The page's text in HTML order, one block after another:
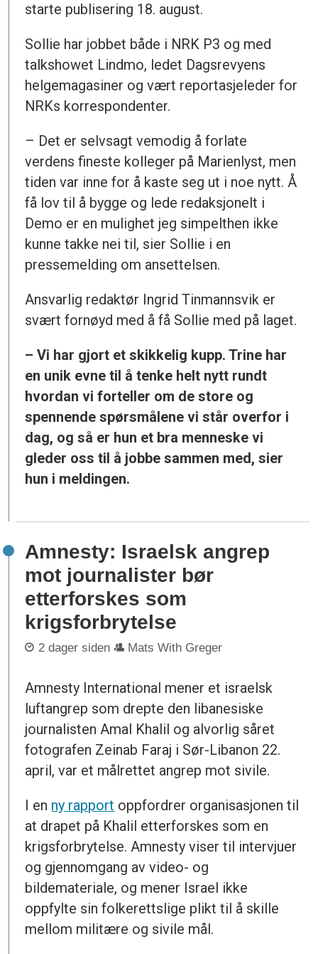
starte publisering 18. august.
Sollie har jobbet både i NRK P3 og med
talkshowet Lindmo, ledet Dagsrevyens
helgemagasiner og vært reportasjeleder for
NRKs korrespondenter.
– Det er selvsagt vemodig å forlate
verdens fineste kolleger på Marienlyst, men
tiden var inne for å kaste seg ut i noe nytt. Å
få lov til å bygge og lede redaksjonelt i
Demo er en mulighet jeg simpelthen ikke
kunne takke nei til, sier Sollie i en
pressemelding om ansettelsen.
Ansvarlig redaktør Ingrid Tinmannsvik er
svært fornøyd med å få Sollie med på laget.
– Vi har gjort et skikkelig kupp. Trine har
en unik evne til å tenke helt nytt rundt
hvordan vi forteller om de store og
spennende spørsmålene vi står overfor i
dag, og så er hun et bra menneske vi
gleder oss til å jobbe sammen med, sier
hun i meldingen.
Amnesty: Israelsk angrep
mot journalister bør
etterforskes som
krigsforbrytelse
2 dager siden Mats With Greger
Amnesty International mener et israelsk
luftangrep som drepte den libanesiske
journalisten Amal Khalil og alvorlig såret
fotografen Zeinab Faraj i Sør-Libanon 22.
april, var et målrettet angrep mot sivile.
I en ny rapport oppfordrer organisasjonen til
at drapet på Khalil etterforskes som en
krigsforbrytelse. Amnesty viser til intervjuer
og gjennomgang av video- og
bildemateriale, og mener Israel ikke
oppfylte sin folkerettslige plikt til å skille
mellom militære og sivile mål.